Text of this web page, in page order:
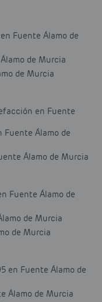
Fuente Álamo de
de Murcia
de Murcia
en Fuente
Fuente Álamo de
Álamo de Murcia
Fuente Álamo de
de Murcia
de Murcia
en Fuente Álamo de
Álamo de Murcia